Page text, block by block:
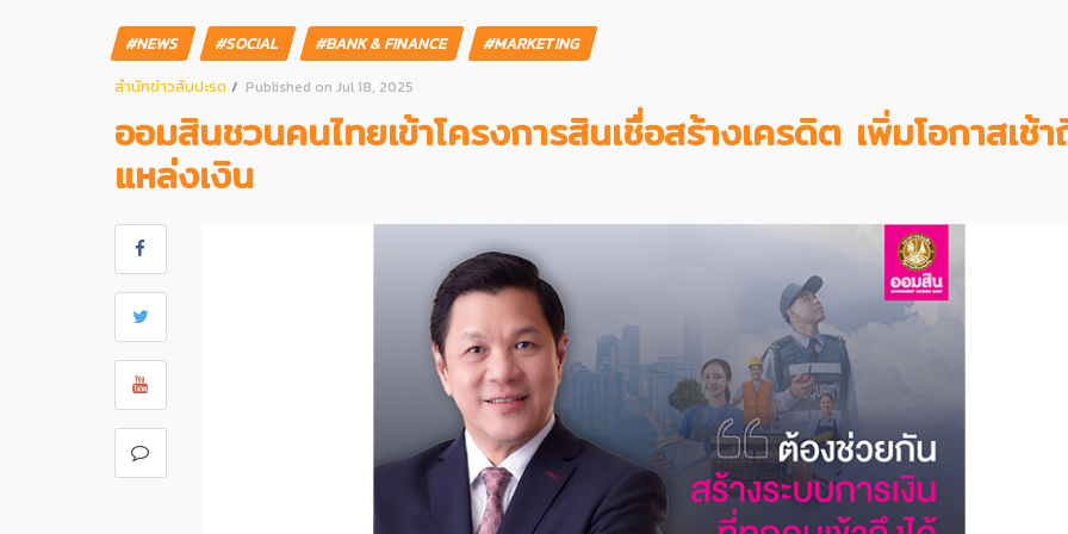
#NEWS #SOCIAL #BANK & FINANCE
#MARKETING
สํานักข่าวสับปะรด
Published on Jul 18, 2025
ออมสินชวนคนไทยเข้าโครงการสินเชื่อสร้างเครดิต เพิ่มโอกาสเช้
แหล่งเงิน